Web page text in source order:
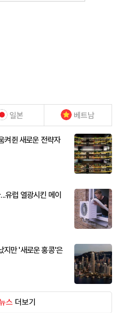
일본 베트남
켜쥔 새로운 전략자
유럽 열광시킨 메이
지만 '새로운 홍콩'은
스 더보기